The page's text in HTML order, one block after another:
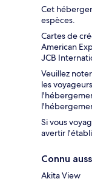
Cet
espèces.
Cartes de
American
JCB
Veuillez
les
Si vous
avertir
Connu
Akita View